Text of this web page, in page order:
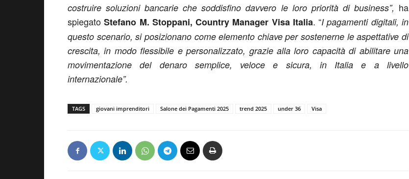
costruire soluzioni bancarie che soddisfino davvero le loro priorità di business”, ha
spiegatoStefano M. Stoppani, Country Manager Visa Italia. “I pagamenti digitali, in
questo scenario, si posizionano come elemento chiave per sostenerne le aspettative di
crescita, in modo flessibile e personalizzato, grazie alla loro capacità di abilitare una
movimentazione del denaro semplice, veloce e sicura, in Italia e a livello
internazionale”.
TAGS giovani imprenditori Salone dei Pagamenti 2025 trend 2025 under 36 Visa